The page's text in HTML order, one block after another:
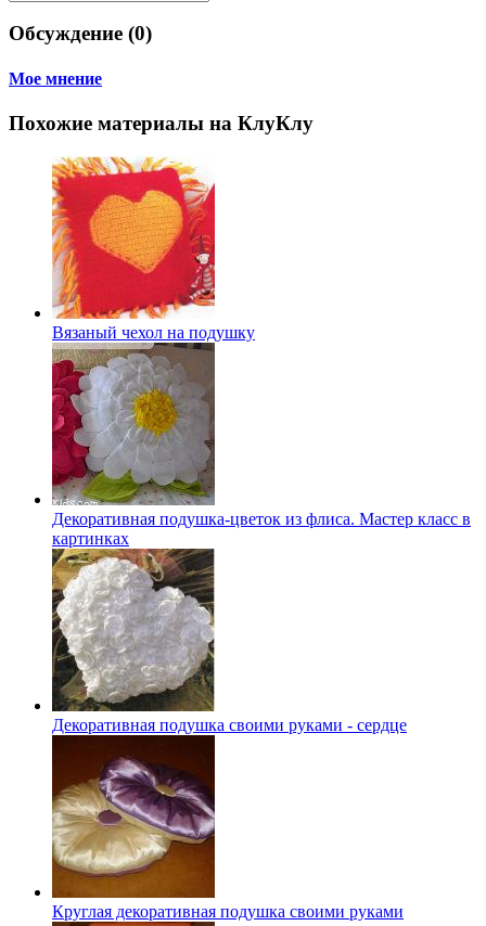
Обсуждение (0)
Мое мнение
Похожие материалы на КлуКлу
Вязаный чехол на подушку
Декоративная подушка-цветок из флиса. Мастер класс в
картинках
Декоративная подушка своими руками - сердце
Круглая декоративная подушка своими руками